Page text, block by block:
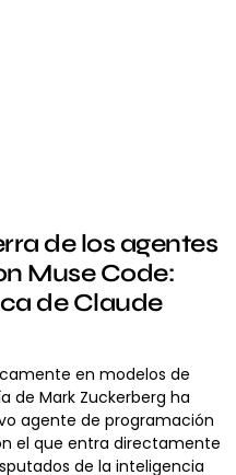
de los agentes
Muse Code:
de Claude
en modelos de
de Mark Zuckerberg ha
agente de programación
el que entra directamente
de la inteligencia